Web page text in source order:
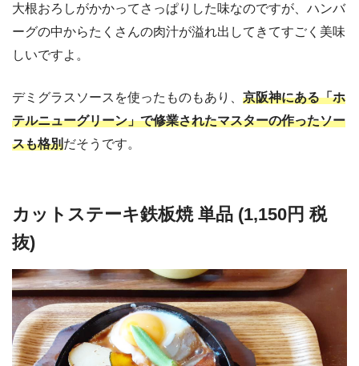
大根おろしがかかってさっぱりした味なのですが、ハンバ
ーグの中からたくさんの肉汁が溢れ出してきてすごく美味
しいですよ。
デミグラスソースを使ったものもあり、 京阪神にある「ホ
テルニューグリーン」で修業されたマスターの作ったソー
スも格別だそうです。
カットステーキ鉄板焼 単品 (1,150円 税
抜)